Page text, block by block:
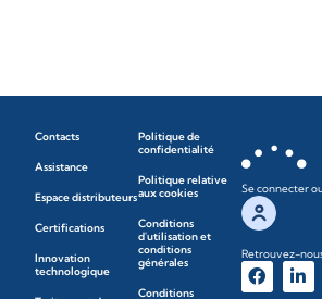
Contacts
Assistance
Espace distributeurs
Certifications
Innovation
technologique
Politique de
confidentialité
Politique relative
aux cookies
Conditions
d'utilisation et
conditions
générales
Conditions
Se connecter
Retrouvez-